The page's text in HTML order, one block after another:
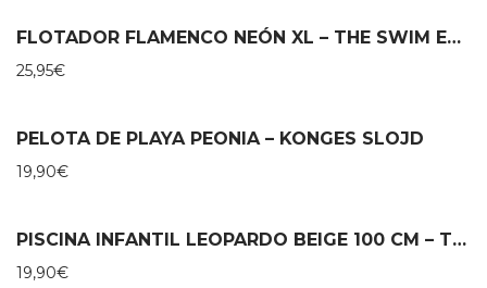
FLOTADOR FLAMENCO NEÓN XL – THE SWIM ESSENTIALS
25,95€
PELOTA DE PLAYA PEONIA – KONGES SLOJD
19,90€
PISCINA INFANTIL LEOPARDO BEIGE 100 CM – THE SWIM ESSENTIALS
19,90€